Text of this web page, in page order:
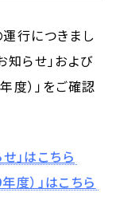
行につきまし
知らせ」および
度）」をご確認
」はこちら
度）」はこちら